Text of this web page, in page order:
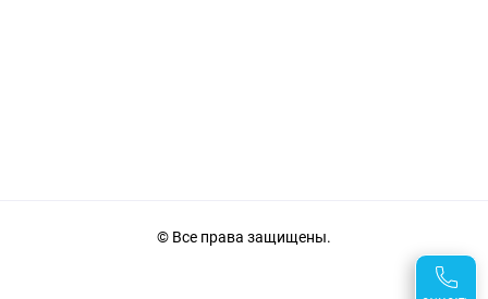
© Все права защищены.